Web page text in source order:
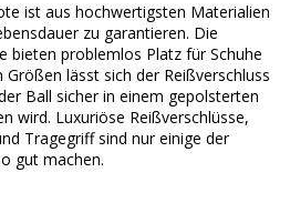
ist aus hochwertigsten Materialien
zu garantieren. Die
bieten problemlos Platz für Schuhe
lässt sich der Reißverschluss
Ball sicher in einem gepolsterten
wird. Luxuriöse Reißverschlüsse,
Tragegriff sind nur einige der
gut machen.